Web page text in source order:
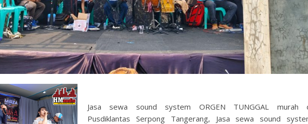
Jasa sewa sound system ORGEN TUNGGAL murah
Pusdiklantas Serpong Tangerang, Jasa sewa sound